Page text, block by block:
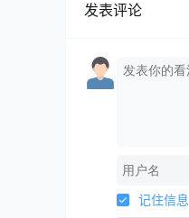
发表评论
记住信息